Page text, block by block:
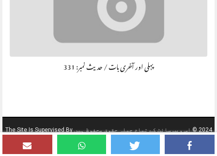
پہلی اور آخری بات / حديث نمبر: 331
2024 © اس ویب سائٹ کے تمام جملہ حقوق محفوظ ہیں The Site Is Supervised By
AL GHAT DAWAH CENTER KSA